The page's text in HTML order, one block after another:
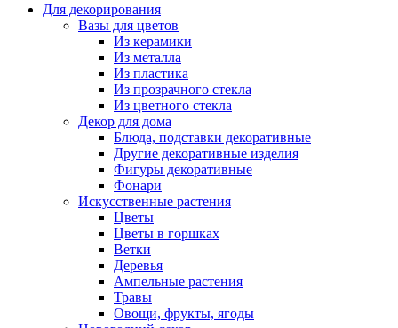
Для декорирования
Вазы для цветов
Из керамики
Из металла
Из пластика
Из прозрачного стекла
Из цветного стекла
Декор для дома
Блюда, подставки декоративные
Другие декоративные изделия
Фигуры декоративные
Фонари
Искусственные растения
Цветы
Цветы в горшках
Ветки
Деревья
Ампельные растения
Травы
Овощи, фрукты, ягоды